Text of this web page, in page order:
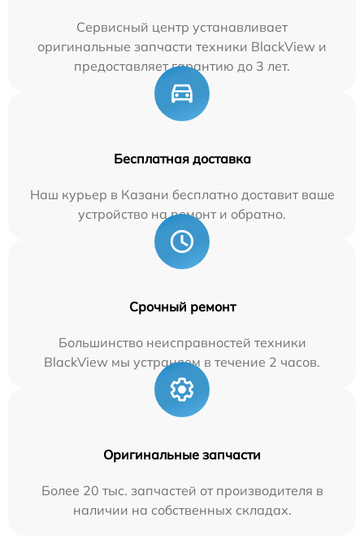
Сервисный центр устанавливает
оригинальные запчасти техники BlackView и
предоставляет гарантию до 3 лет.
Бесплатная доставка
Наш курьер в Казани бесплатно доставит ваше
устройство на ремонт и обратно.
Срочный ремонт
Большинство неисправностей техники
BlackView мы устраняем в течение 2 часов.
Оригинальные запчасти
Более 20 тыс. запчастей от производителя в
наличии на собственных складах.